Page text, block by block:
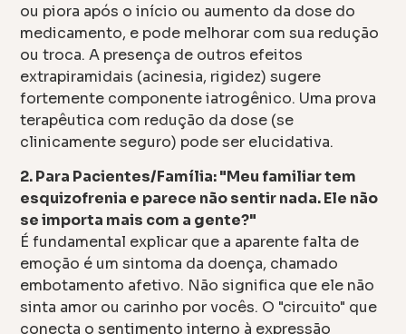
ou piora após o início ou aumento da dose do
medicamento, e pode melhorar com sua redução
ou troca. A presença de outros efeitos
extrapiramidais (acinesia, rigidez) sugere
fortemente componente iatrogênico. Uma prova
terapêutica com redução da dose (se
clinicamente seguro) pode ser elucidativa.
2. Para Pacientes/Família: "Meu familiar tem
esquizofrenia e parece não sentir nada. Ele não
se importa mais com a gente?"
É fundamental explicar que a aparente falta de
emoção é um sintoma da doença, chamado
embotamento afetivo. Não significa que ele não
sinta amor ou carinho por vocês. O "circuito" que
conecta o sentimento interno à expressão